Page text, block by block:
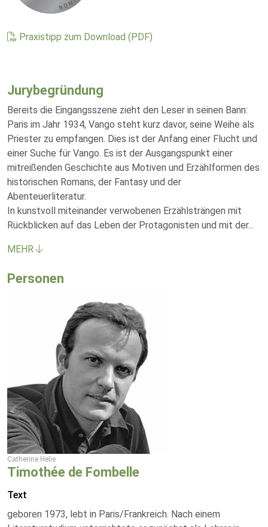
Praxistipp zum Download (PDF)
Jurybegründung
Bereits die Eingangsszene zieht den Leser in seinen Bann:
Paris im Jahr 1934, Vango steht kurz davor, seine Weihe als
Priester zu empfangen. Dies ist der Anfang einer Flucht und
einer Suche für Vango. Es ist der Ausgangspunkt einer
mitreißenden Geschichte aus Motiven und Erzählformen des
historischen Romans, der Fantasy und der
Abenteuerliteratur.
In kunstvoll miteinander verwobenen Erzählsträngen mit
Rückblicken auf das Leben der Protagonisten und mit der...
MEHR
Personen
Catherine Helie
Timothée de Fombelle
Text
geboren 1973, lebt in Paris/Frankreich. Nach einem